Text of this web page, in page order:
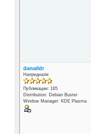
danaildr
Напреднали
Публикации: 165
Distribution: Debian Buster
Window Manager: KDE Plasma